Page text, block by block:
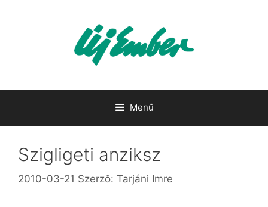
Menü
Szigligeti anziksz
2010-03-21 Szerző: Tarjáni Imre